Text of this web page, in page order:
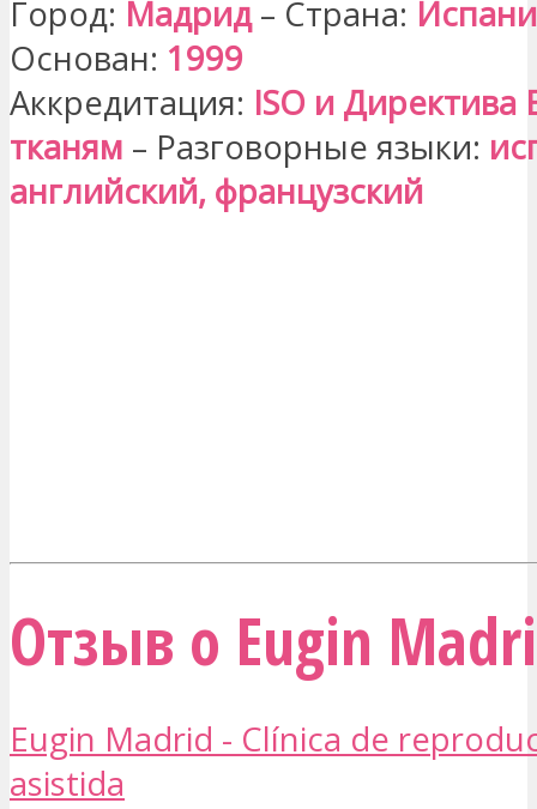
Город: Мадрид– Страна:
Основан: 1999
Аккредитация: ISO и Директива
тканям – Разговорные языки:
английский, французский
Отзыв о Eugin
Eugin Madrid - Clínica de
asistida